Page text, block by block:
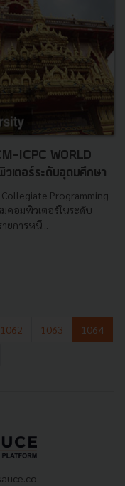
ICPC WORLD
เตอร์ระดับอุดมศึกษา
Collegiate Programming
มคอมพิวเตอร์ในระดับ
การหนึ...
1062 1063
1064